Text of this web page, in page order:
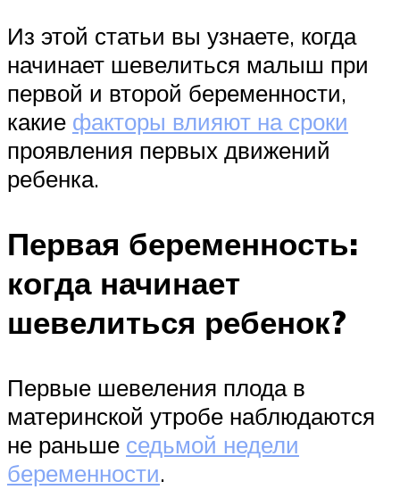
Из этой статьи вы узнаете, когда
начинает шевелиться малыш при
первой и второй беременности,
какие факторы влияют на сроки
проявления первых движений
ребенка.
Первая беременность:
когда начинает
шевелиться ребенок?
Первые шевеления плода в
материнской утробе наблюдаются
не раньше седьмой недели
беременности.